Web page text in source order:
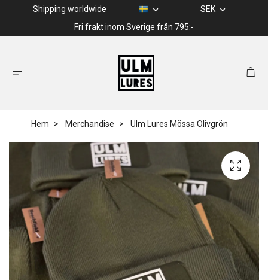
Shipping worldwide
SEK
Fri frakt inom Sverige från 795:-
Hem Merchandise Ulm Lures Mössa Olivgrön